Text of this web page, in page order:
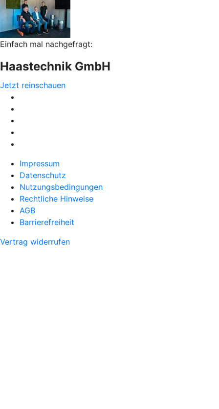
Einfach mal nachgefragt:
Haastechnik GmbH
Jetzt reinschauen
Impressum
Datenschutz
Nutzungsbedingungen
Rechtliche Hinweise
AGB
Barrierefreiheit
Vertrag widerrufen